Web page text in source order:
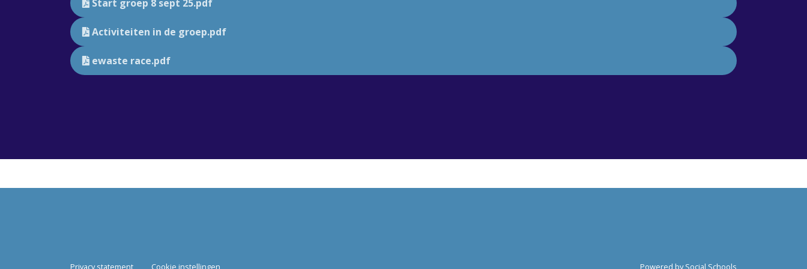
Start groep 8 sept 25.pdf
Activiteiten in de groep.pdf
ewaste race.pdf
Privacy statement Cookie instellingen Powered bySocial Schools